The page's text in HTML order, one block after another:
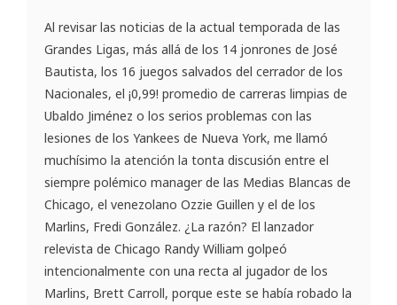
Al revisar las noticias de la actual temporada de las
Grandes Ligas, más allá de los 14 jonrones de José
Bautista, los 16 juegos salvados del cerrador de los
Nacionales, el ¡0,99! promedio de carreras limpias de
Ubaldo Jiménez o los serios problemas con las
lesiones de los Yankees de Nueva York, me llamó
muchísimo la atención la tonta discusión entre el
siempre polémico manager de las Medias Blancas de
Chicago, el venezolano Ozzie Guillen y el de los
Marlins, Fredi González. ¿La razón? El lanzador
relevista de Chicago Randy William golpeó
intencionalmente con una recta al jugador de los
Marlins, Brett Carroll, porque este se había robado la